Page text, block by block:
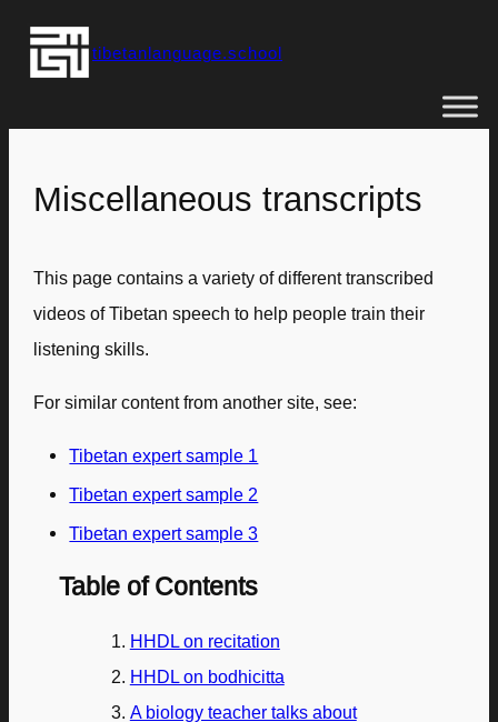
Skip
tibetanlanguage.school
Miscellaneous transcripts
This page contains a variety of different transcribed
videos of Tibetan speech to help people train their
listening skills.
For similar content from another site, see:
Tibetan expert sample 1
Tibetan expert sample 2
Tibetan expert sample 3
Table of Contents
HHDL on recitation
HHDL on bodhicitta
A biology teacher talks about